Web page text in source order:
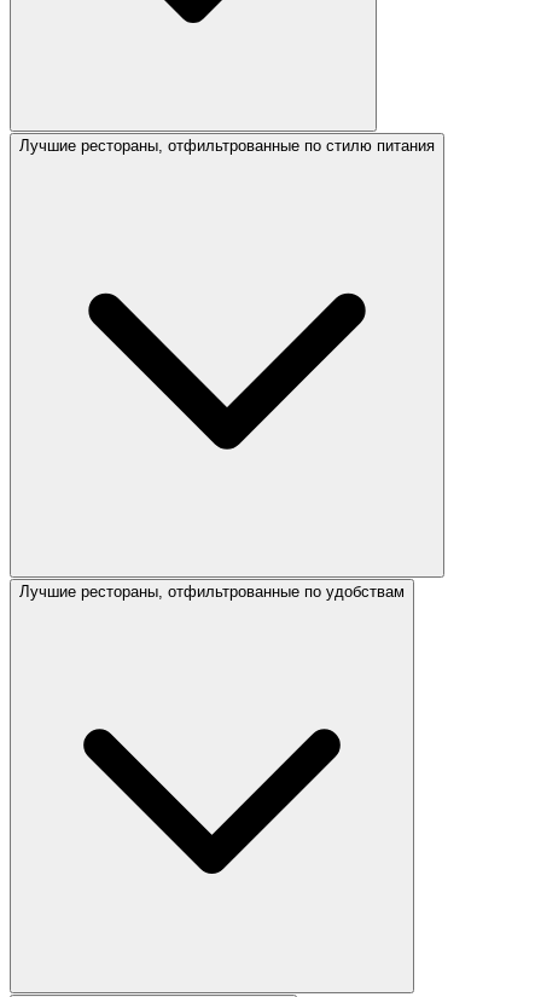
Лучшие рестораны, отфильтрованные по стилю питания
Лучшие рестораны, отфильтрованные по удобствам